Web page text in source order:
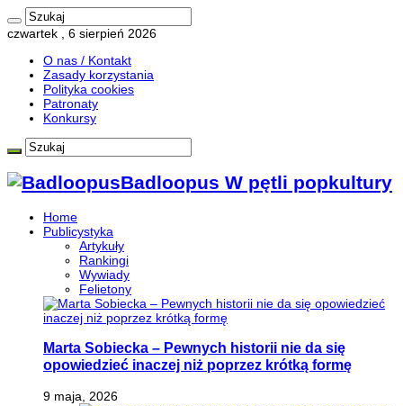
czwartek , 6 sierpień 2026
O nas / Kontakt
Zasady korzystania
Polityka cookies
Patronaty
Konkursy
Badloopus W pętli popkultury
Home
Publicystyka
Artykuły
Rankingi
Wywiady
Felietony
Marta Sobiecka – Pewnych historii nie da się
opowiedzieć inaczej niż poprzez krótką formę
9 maja, 2026